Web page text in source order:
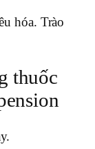
hóa. Trào
thuốc